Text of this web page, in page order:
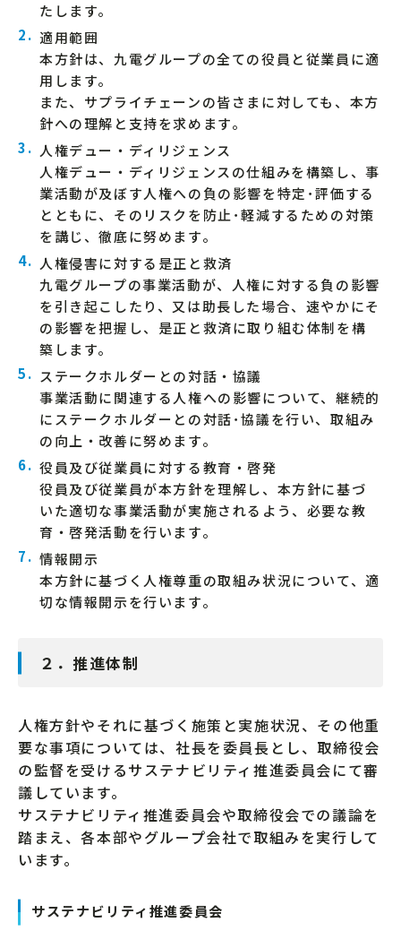
たします。
適用範囲
本方針は、九電グループの全ての役員と従業員に適
用します。
また、サプライチェーンの皆さまに対しても、本方
針への理解と支持を求めます。
人権デュー・ディリジェンス
人権デュー・ディリジェンスの仕組みを構築し、事
業活動が及ぼす人権への負の影響を特定･評価する
とともに、そのリスクを防止･軽減するための対策
を講じ、徹底に努めます。
人権侵害に対する是正と救済
九電グループの事業活動が、人権に対する負の影響
を引き起こしたり、又は助長した場合、速やかにそ
の影響を把握し、是正と救済に取り組む体制を構
築します。
ステークホルダーとの対話・協議
事業活動に関連する人権への影響について、継続的
にステークホルダーとの対話･協議を行い、取組み
の向上・改善に努めます。
役員及び従業員に対する教育・啓発
役員及び従業員が本方針を理解し、本方針に基づ
いた適切な事業活動が実施されるよう、必要な教
育・啓発活動を行います。
情報開示
本方針に基づく人権尊重の取組み状況について、適
切な情報開示を行います。
２．推進体制
人権方針やそれに基づく施策と実施状況、その他重
要な事項については、社長を委員長とし、取締役会
の監督を受けるサステナビリティ推進委員会にて審
議しています。
サステナビリティ推進委員会や取締役会での議論を
踏まえ、各本部やグループ会社で取組みを実行して
います。
サステナビリティ推進委員会